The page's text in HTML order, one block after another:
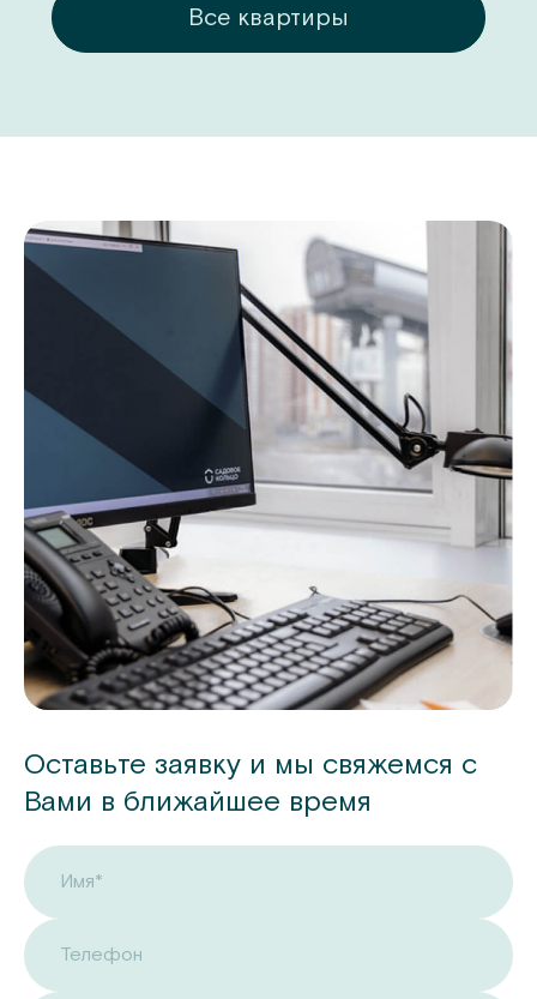
Все квартиры
Оставьте заявку и мы свяжемся с
Вами в ближайшее время
Имя*
Телефон